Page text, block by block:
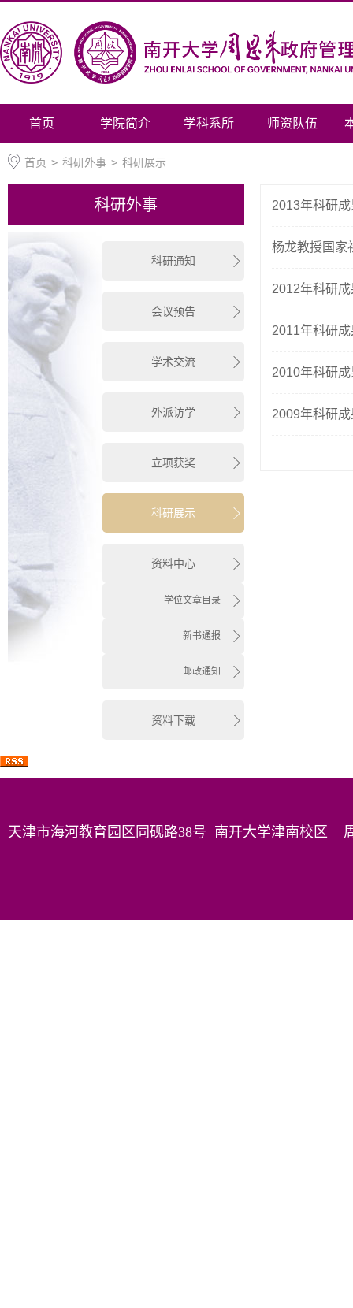
首页 学院简介 学科系所 师资队伍
首页 > 科研外事 > 科研展示
科研外事
科研通知
会议预告
学术交流
外派访学
立项获奖
科研展示
资料中心
学位文章目录
新书通报
邮政通知
资料下载
2013年科研
杨龙教授国家
2012年科研
2011年科研
2010年科研
2009年科研
天津市海河教育园区同砚路38号 南开大学津南校区